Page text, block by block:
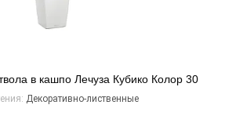
в кашпо Лечуза Кубико Колор 30
Декоративно-лиственные